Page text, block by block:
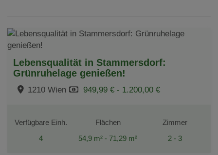
Lebensqualität in Stammersdorf:
Grünruhelage genießen!
1210 Wien 949,99 € - 1.200,00 €
Verfügbare Einh.
4
Flächen
54,9 m² - 71,29 m²
Zimmer
2 - 3